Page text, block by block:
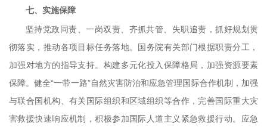
七、实施保障
坚持党政同责、一岗双责、齐抓共管、失职追责，抓好规划贯
彻落实，推动各项目标任务落地。国务院有关部门根据职责分工，
加强对地方的指导支持。构建多元化投入保障格局，加强资源要素
保障。健全“一带一路”自然灾害防治和应急管理国际合作机制，加强
与联合国机构、有关国际组织和区域组织等合作，完善国际重大灾
害救援快速响应机制，积极参加国际人道主义紧急救援行动。应急